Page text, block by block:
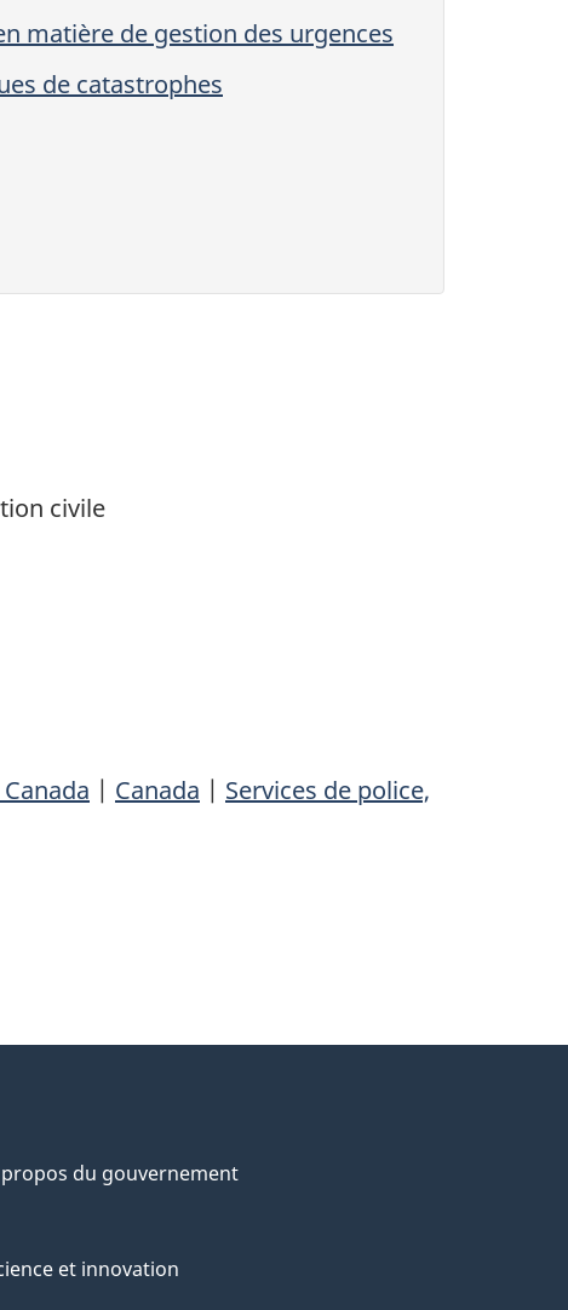
matière de gestion des urgences
de catastrophes
civile
| Canada | Services de police,
du gouvernement
et innovation